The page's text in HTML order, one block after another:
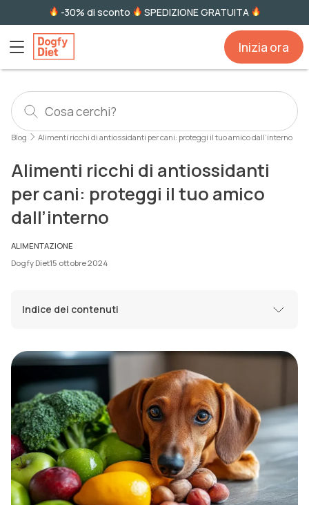
-30% di sconto SPEDIZIONE GRATUITA
Inizia ora
Blog Alimenti ricchi di antiossidanti per cani: proteggi il tuo amico dall’interno
Alimenti ricchi di antiossidanti
per cani: proteggi il tuo amico
dall’interno
ALIMENTAZIONE
Dogfy Diet15 ottobre 2024
Indice dei contenuti